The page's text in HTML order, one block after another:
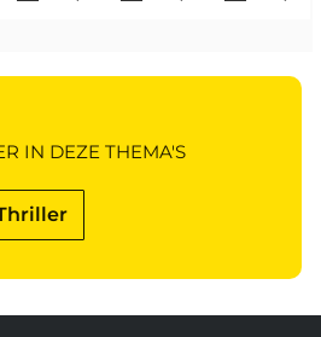
IN DEZE THEMA'S